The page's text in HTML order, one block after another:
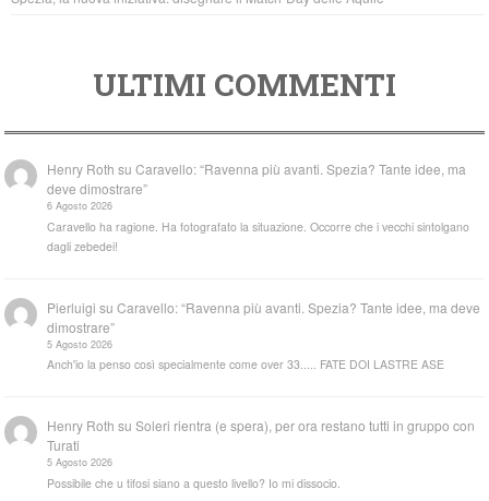
ULTIMI COMMENTI
Henry Roth suCaravello: “Ravenna più avanti. Spezia? Tante idee, ma
deve dimostrare”
6 Agosto 2026
Caravello ha ragione. Ha fotografato la situazione. Occorre che i vecchi sintolgano
dagli zebedei!
Pierluigi suCaravello: “Ravenna più avanti. Spezia? Tante idee, ma deve
dimostrare”
5 Agosto 2026
Anch'io la penso così specialmente come over 33..... FATE DOI LASTRE ASE
Henry Roth suSoleri rientra (e spera), per ora restano tutti in gruppo con
Turati
5 Agosto 2026
Possibile che u tifosi siano a questo livello? Io mi dissocio.